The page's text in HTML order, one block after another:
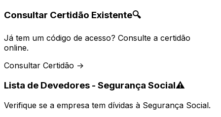
Consultar Certidão Existente🔍
Já tem um código de acesso? Consulte a certidão
online.
Consultar Certidão →
Lista de Devedores - Segurança Social⚠️
Verifique se a empresa tem dívidas à Segurança Social.